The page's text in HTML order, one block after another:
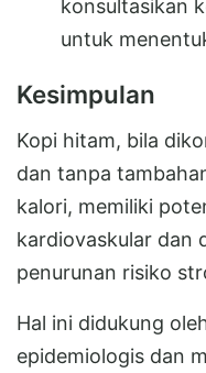
konsultasikan
untuk
Kesimpulan
Kopi hitam, bila
dan tanpa
kalori, memiliki
kardiovaskular dan
penurunan risiko
Hal ini didukung
epidemiologis dan